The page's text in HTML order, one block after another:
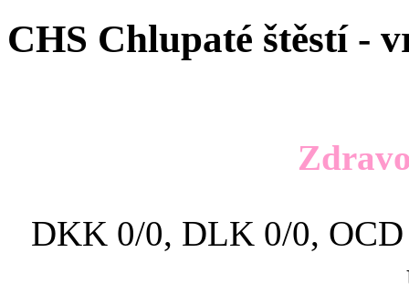
CHS Chlupaté štěstí -
DKK 0/0, DLK 0/0,